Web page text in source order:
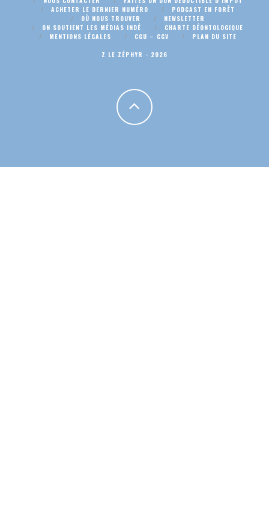
ACHETER LE DERNIER NUMÉRO
PODCAST EN FORÊT
OÙ NOUS TROUVER
NEWSLETTER
ON SOUTIENT LES MÉDIAS INDÉ
CHARTE DÉONTOLOGIQUE
MENTIONS LÉGALES
CGU – CGV
PLAN DU SITE
Z LE ZÉPHYR - 2026